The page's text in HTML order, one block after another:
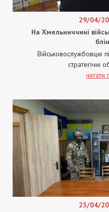
29/04/
На Хмельниччині
Військовослужбовцю
стратегічні
читати
23/04/